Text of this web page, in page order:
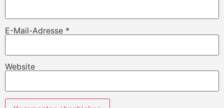
E-Mail-Adresse *
Website